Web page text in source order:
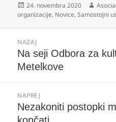
Objavljeno
dne
24. novembra 2020 Avtor
organizacije, Novice,Samostojni
prispevka
NAZAJ
Prejšnji
prispevek:
Na seji Odbora za
Metelkove
NAPREJ
Naslednji
prispevek:
Nezakoniti postopki